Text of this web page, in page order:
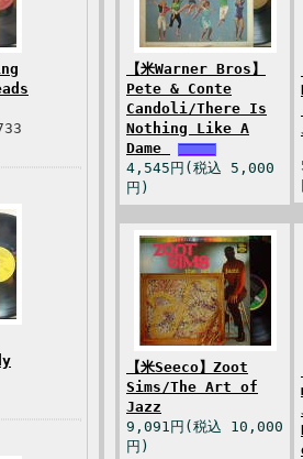
【米Warner Bros】
Pete & Conte
Candoli/There Is
Nothing Like A
Dame
4,545円(税込 5,000
円)
【米Seeco】Zoot
Sims/The Art of
Jazz
9,091円(税込 10,000
円)